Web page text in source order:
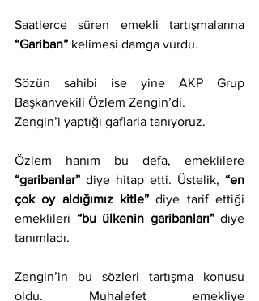
“Gariban” kelimesi damga vurdu.
Sözün sahibi ise yine AKP Grup
Başkanvekili Özlem Zengin’di.
Zengin’i yaptığı gaflarla tanıyoruz.
“garibanlar” diye hitap etti. Üstelik, “en
çok oy aldığımız kitle” diye tarif ettiği
emeklileri “bu ülkenin garibanları” diye
tanımladı.
Zengin’in bu sözleri tartışma konusu